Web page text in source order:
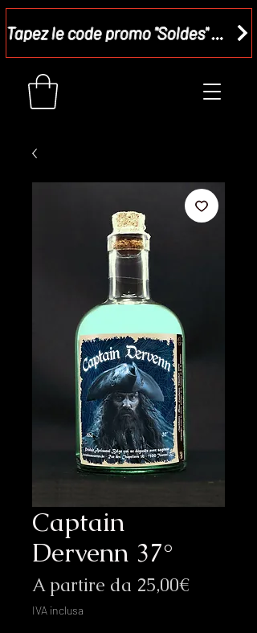
Tapez le code promo "Soldes" dans votre panier et recevez - 15 %
Captain
Dervenn 37°
A partire da 25,00€Prezzo
IVA inclusa